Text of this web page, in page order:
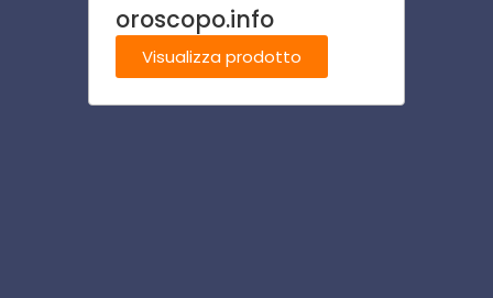
oroscopo.info
Visualizza prodotto